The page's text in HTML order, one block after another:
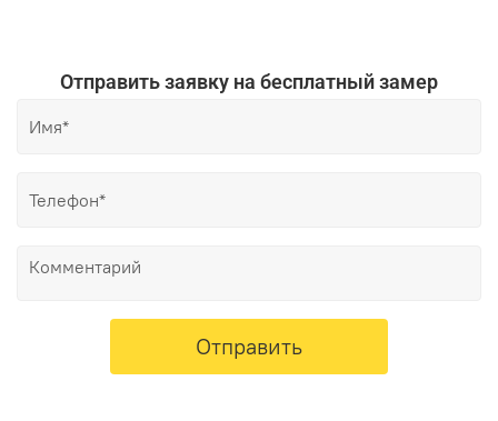
Отправить заявку на бесплатный замер
Отправить